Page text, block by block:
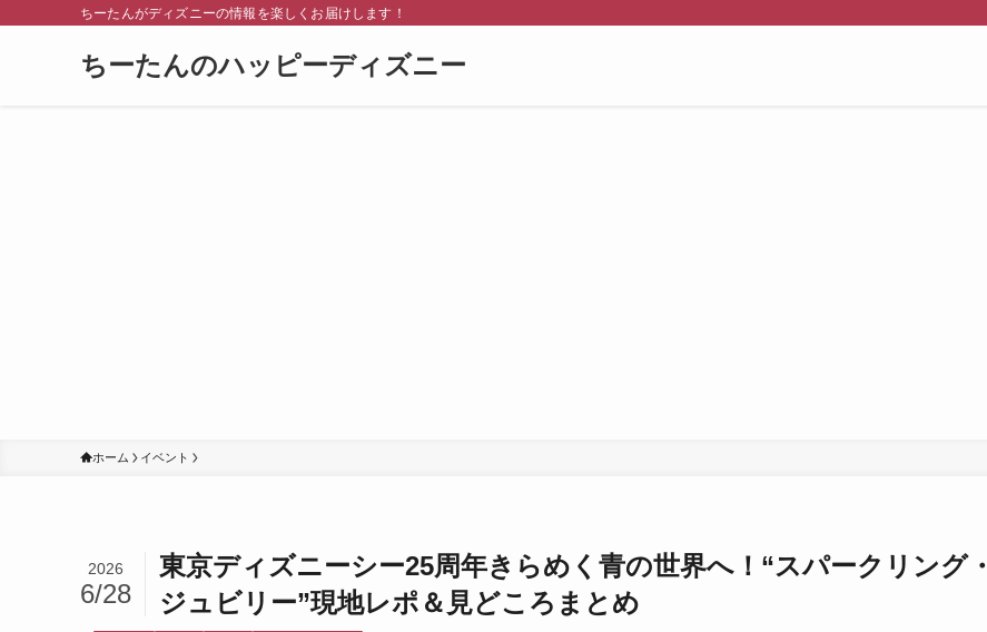
ちーたんがディズニーの情報を楽しくお届けします！
ちーたんのハッピーディズニー
ホーム イベント
東京ディズニーシー25周年きらめく青の世界へ！“スパークリング・
ジュビリー”現地レポ＆見どころまとめ
2026
6/28